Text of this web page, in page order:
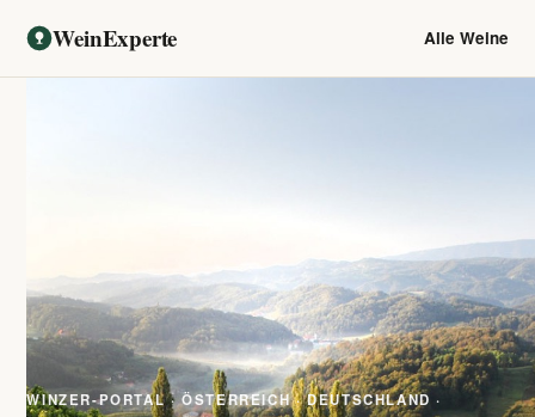
WeinExperte Alle Weine
WINZER-PORTAL · ÖSTERREICH · DEUTSCHLAND ·